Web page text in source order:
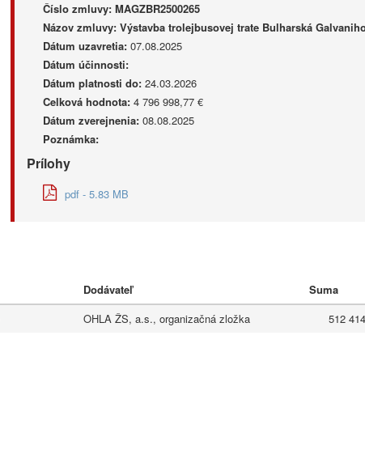
Číslo zmluvy: MAGZBR2500265
Názov zmluvy: Výstavba trolejbusovej trate Bulharská
Dátum uzavretia:07.08.2025
Dátum účinnosti:
Dátum platnosti do:24.03.2026
Celková hodnota:4 796 998,77 €
Dátum zverejnenia:08.08.2025
Poznámka:
Prílohy
pdf - 5.83 MB
Dodávateľ Suma
OHLA ŽS, a.s., organizačná zložka 512